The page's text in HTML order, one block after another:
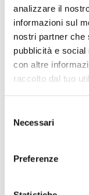
analizzare il
informazioni sul
nostri partner che
pubblicità e
con altre
raccolto dal tuo
delNecessari
Preferenze
Zubehör für
Melden Sie sich
herunterladen